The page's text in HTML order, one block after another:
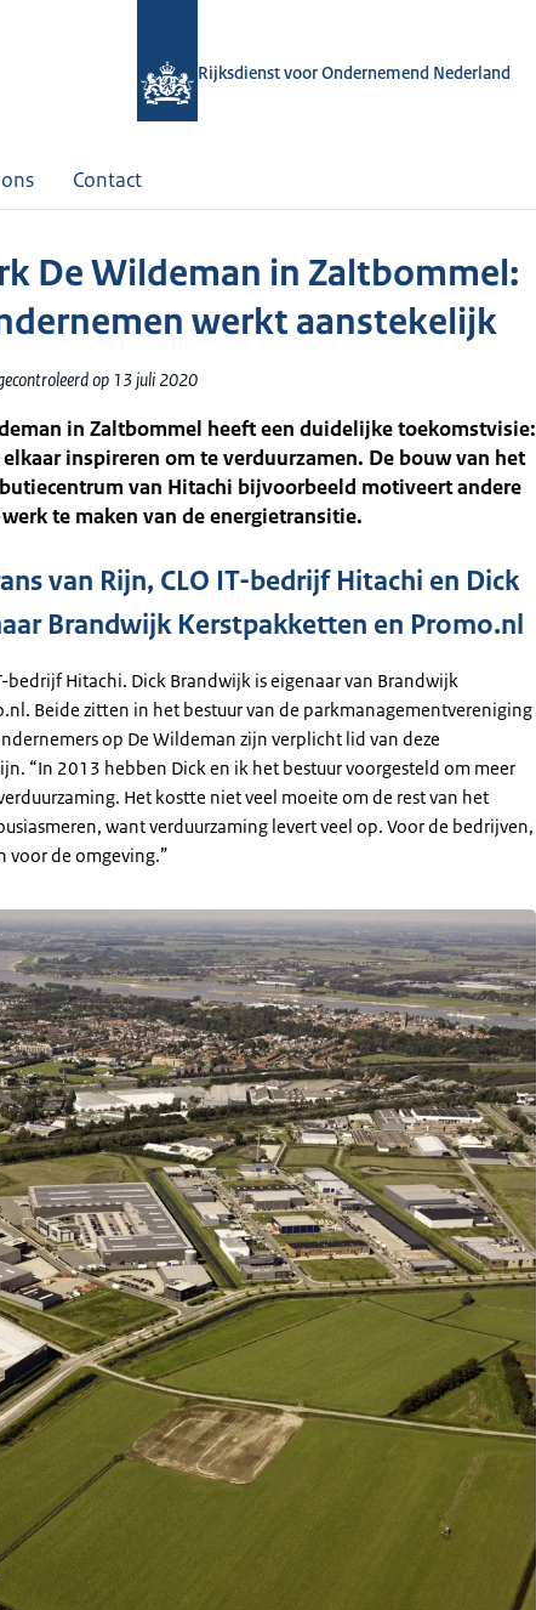
Rijksdienst voor Ondernemend Nederland
Contact
De Wildeman in Zaltbommel:
werkt aanstekelijk
op 13 juli 2020
in Zaltbommel heeft een duidelijke toekomstvisie:
inspireren om te verduurzamen. De bouw van het
van Hitachi bijvoorbeeld motiveert andere
te maken van de energietransitie.
van Rijn, CLO IT-bedrijf Hitachi en Dick
Brandwijk Kerstpakketten en Promo.nl
bedrijf Hitachi. Dick Brandwijk is eigenaar van Brandwijk
Beide zitten in het bestuur van de parkmanagementvereniging
op De Wildeman zijn verplicht lid van deze
“In 2013 hebben Dick en ik het bestuur voorgesteld om meer
Het kostte niet veel moeite om de rest van het
want verduurzaming levert veel op. Voor de bedrijven,
voor de omgeving.”